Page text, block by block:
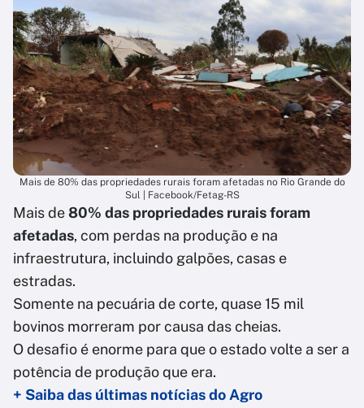
Mais de 80% das propriedades rurais foram afetadas no Rio Grande do
Sul | Facebook/Fetag-RS
Mais de80% das propriedades rurais foram
afetadas, com perdas na produção e na
infraestrutura, incluindo galpões, casas e
estradas.
Somente na pecuária de corte, quase 15 mil
bovinos morreram por causa das cheias.
O desafio é enorme para que o estado volte a ser a
potência de produção que era.
+ Saiba das últimas notícias do Agro